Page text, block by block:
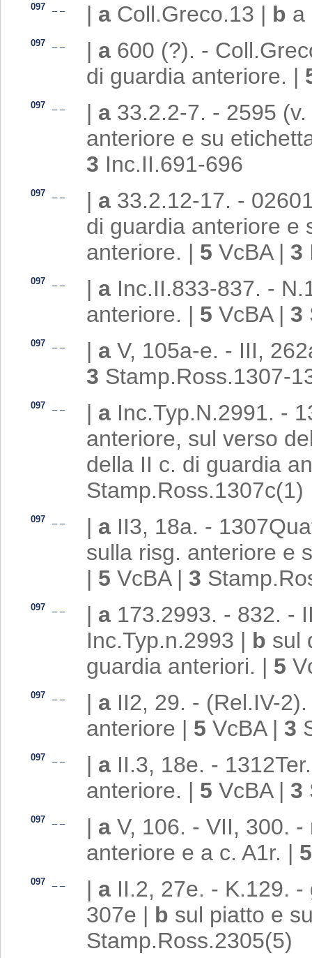
097 | a Coll.Greco.13 | b a
097 | a 600 (?). -
di guardia anteriore. |
097 | a 33.2.2-7. - 2595
anteriore e su
3 Inc.II.691-696
097 | a 33.2.12-17. -
di guardia anteriore e
anteriore. | 5 VcBA | 3
097 | a Inc.II.833-837. -
anteriore. | 5 VcBA | 3
097 | a V, 105a-e. - III,
3 Stamp.Ross.1307-
097 | a Inc.Typ.N.2991. -
anteriore, sul verso
della II c. di guardia
Stamp.Ross.1307c(1)
097 | a II3, 18a. -
sulla risg. anteriore e
| 5 VcBA | 3
097 | a 173.2993. - 832. -
Inc.Typ.n.2993 | b sul
guardia anteriori. | 5
097 | a II2, 29. - (Rel.IV-
anteriore | 5 VcBA | 3
097 | a II.3, 18e. -
anteriore. | 5 VcBA | 3
097 | a V, 106. - VII, 300.
anteriore e a c. A1r. |
097 | a II.2, 27e. - K.129.
307e | b sul piatto e
Stamp.Ross.2305(5)